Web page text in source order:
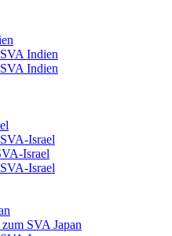
Indien
Indien
Israel
Israel
Israel
SVA Japan